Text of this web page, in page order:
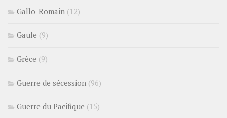
Gallo-Romain (12)
Gaule (9)
Grèce (9)
Guerre de sécession (96)
Guerre du Pacifique (15)